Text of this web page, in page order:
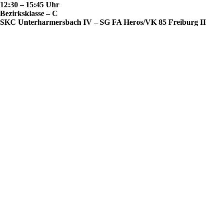
12:30 – 15:45 Uhr
Bezirksklasse – C
SKC Unterharmersbach IV – SG FA Heros/VK 85 Freiburg II